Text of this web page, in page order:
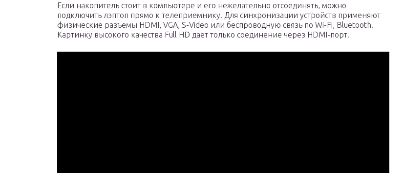
Если накопитель стоит в компьютере и его нежелательно отсоединять, можно
подключить лэптоп прямо к телеприемнику. Для синхронизации устройств применяют
физические разъемы HDMI, VGA, S-Video или беспроводную связь по Wi-Fi, Bluetooth.
Картинку высокого качества Full HD дает только соединение через HDMI-порт.